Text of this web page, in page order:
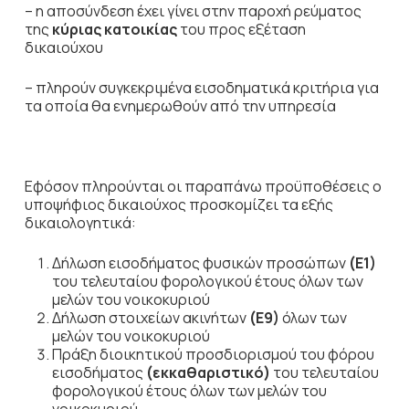
– η αποσύνδεση έχει γίνει στην παροχή ρεύματος
της κύριας κατοικίαςτου προς εξέταση
δικαιούχου
– πληρούν συγκεκριμένα εισοδηματικά κριτήρια για
τα οποία θα ενημερωθούν από την υπηρεσία
Εφόσον πληρούνται οι παραπάνω προϋποθέσεις ο
υποψήφιος δικαιούχος προσκομίζει τα εξής
δικαιολογητικά:
Δήλωση εισοδήματος φυσικών προσώπων (Ε1)
του τελευταίου φορολογικού έτους όλων των
μελών του νοικοκυριού
Δήλωση στοιχείων ακινήτων (Ε9) όλων των
μελών του νοικοκυριού
Πράξη διοικητικού προσδιορισμού του φόρου
εισοδήματος (εκκαθαριστικό) του τελευταίου
φορολογικού έτους όλων των μελών του